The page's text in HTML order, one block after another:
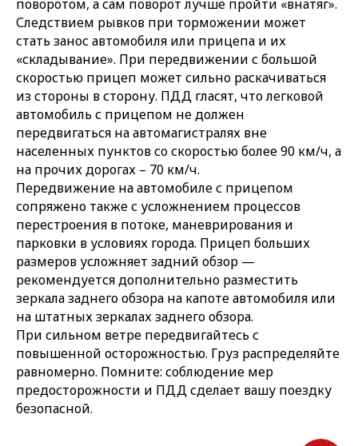
поворотом, а сам поворот лучше пройти «внатяг».
Следствием рывков при торможении может
стать занос автомобиля или прицепа и их
«складывание». При передвижении с большой
скоростью прицеп может сильно раскачиваться
из стороны в сторону. ПДД гласят, что легковой
автомобиль с прицепом не должен
передвигаться на автомагистралях вне
населенных пунктов со скоростью более 90 км/ч, а
на прочих дорогах – 70 км/ч.
Передвижение на автомобиле с прицепом
сопряжено также с усложнением процессов
перестроения в потоке, маневрирования и
парковки в условиях города. Прицеп больших
размеров усложняет задний обзор —
рекомендуется дополнительно разместить
зеркала заднего обзора на капоте автомобиля или
на штатных зеркалах заднего обзора.
При сильном ветре передвигайтесь с
повышенной осторожностью. Груз распределяйте
равномерно. Помните: соблюдение мер
предосторожности и ПДД сделает вашу поездку
безопасной.